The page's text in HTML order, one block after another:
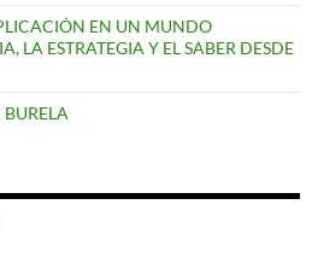
EN UN MUNDO
LA ESTRATEGIA Y EL SABER DESDE